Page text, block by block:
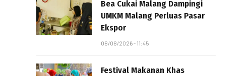
Bea Cukai Malang Dampingi
UMKM Malang Perluas Pasar
Ekspor
08/08/2026 - 11:45
Festival Makanan Khas